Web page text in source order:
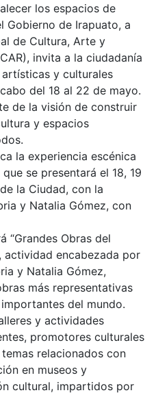
los espacios de
Gobierno de Irapuato, a
de Cultura, Arte y
invita a la ciudadanía
y culturales
del 18 al 22 de mayo.
de la visión de construir
y espacios
la experiencia escénica
se presentará el 18, 19
la Ciudad, con la
y Natalia Gómez, con
“Grandes Obras del
actividad encabezada por
y Natalia Gómez,
más representativas
del mundo.
y actividades
promotores culturales
relacionados con
en museos y
cultural, impartidos por